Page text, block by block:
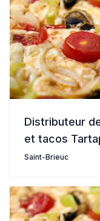
Distributeur
et tacos
Saint-Brieuc